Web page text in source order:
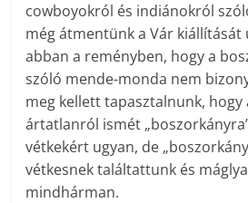
cowboyokról és indiánokról
még átmentünk a Vár
abban a reményben, hogy a
szóló mende-monda nem
meg kellett tapasztalnunk, hogy
ártatlanról ismét
vétkekért ugyan, de
vétkesnek találtattunk és
mindhárman.